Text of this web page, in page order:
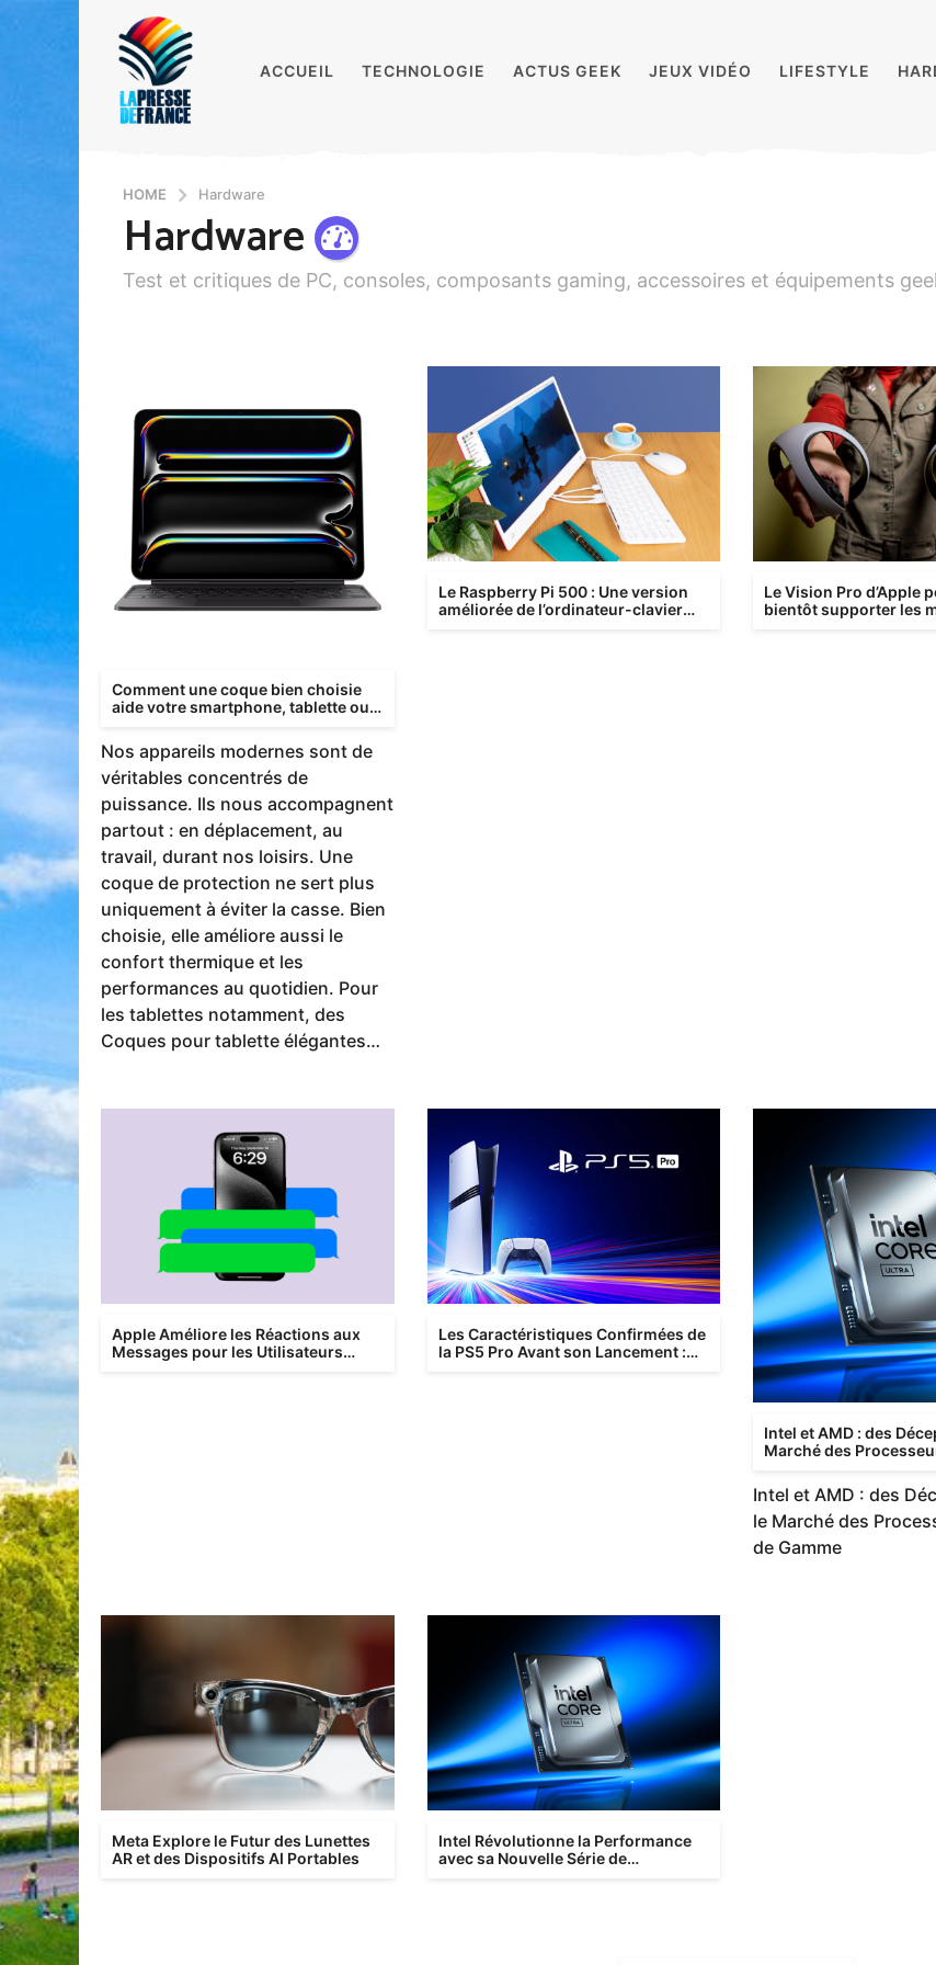
ACCUEIL TECHNOLOGIE ACTUS GEEK JEUX VIDÉO LIFESTYLE
HOME Hardware
Hardware
Test et critiques de PC, consoles, composants gaming, accessoires et équipements
Comment une coque bien choisie
aide votre smartphone, tablette ou
Nos appareils modernes sont de
véritables concentrés de
puissance. Ils nous accompagnent
partout : en déplacement, au
travail, durant nos loisirs. Une
coque de protection ne sert plus
uniquement à éviter la casse. Bien
choisie, elle améliore aussi le
confort thermique et les
performances au quotidien. Pour
les tablettes notamment, des
Coques pour tablette élégantes…
Le Raspberry Pi 500 : Une version
améliorée de l’ordinateur-clavier
Le Vision Pro d’Apple
bientôt supporter les
Apple Améliore les Réactions aux
Messages pour les Utilisateurs
Les Caractéristiques Confirmées de
la PS5 Pro Avant son Lancement :
Intel et AMD : des
Marché des
Intel et AMD : des
le Marché des
de Gamme
Meta Explore le Futur des Lunettes
AR et des Dispositifs AI Portables
Intel Révolutionne la Performance
avec sa Nouvelle Série de